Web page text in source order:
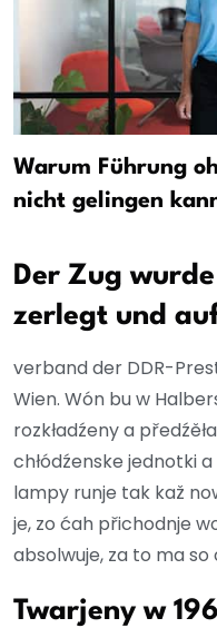
Warum Führung
nicht gelingen
Der Zug
zerlegt und
verband der DDR-
Wien. Wón bu w
rozkładźeny a
chłódźenske jednotki
lampy runje tak kaž
je, zo ćah přichodnje
absolwuje, za to ma
Twarjeny w